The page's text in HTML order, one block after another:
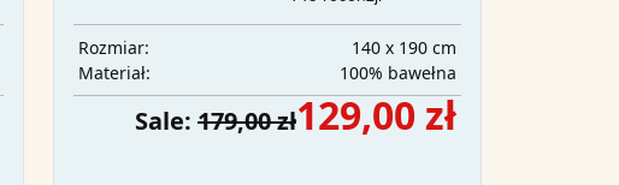
Rozmiar:
140 x 190 cm
Materiał:
100% bawełna
Sale: 179,00 zł129,00 zł